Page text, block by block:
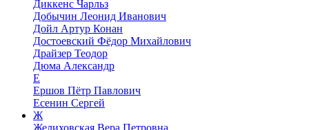
Диккенс Чарльз
Добычин Леонид Иванович
Дойл Артур Конан
Достоевский Фёдор Михайлович
Драйзер Теодор
Дюма Александр
Е
Ершов Пётр Павлович
Есенин Сергей
Ж
Желиховская Вера Петровна